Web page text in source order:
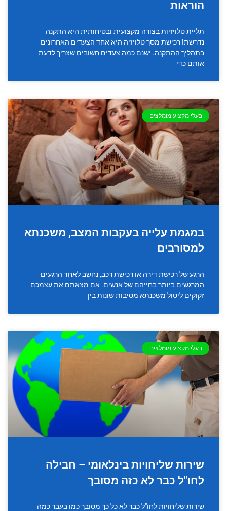
הוראות
תליית טלויזיות בצורה מקצועית ובטיחותית היא התקנה
נדרשת! רכישת מסך טלויזיה היא אחד הצעדים האחרונים
בתהליך ההתקנה. ישנם כמה צעדים חשובים שצריך לדעת
אותם כדי
בעלי מקצוע מומלצים
במגמת עלייה בעקבות המצב, משכנתא
למסורבים
הרגע של רכישת דירה או רכישת רכב, נחשב לאחד הרגעים
המרגשים ביותר בחייהם של אנשים. אם מצאתם את עצמכם
זקוקים ליטול משכנתא מסיבות שונות בין
בעלי מקצוע מומלצים
שירות שליחויות בינלאומי – חבילה
לחו"ל כבר לא כזה מסובך
שירות שליחויות לחו"ל כבר לא כל כך מסובך כמו בעבר כמה